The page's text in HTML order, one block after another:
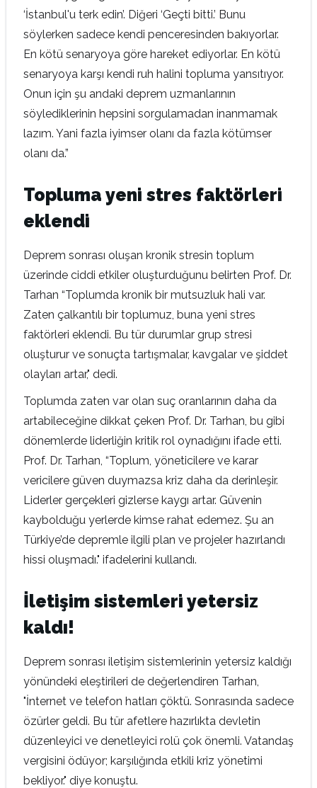
‘İstanbul'u terk edin’. Diğeri ‘Geçti bitti.’ Bunu
söylerken sadece kendi penceresinden bakıyorlar.
En kötü senaryoya göre hareket ediyorlar. En kötü
senaryoya karşı kendi ruh halini topluma yansıtıyor.
Onun için şu andaki deprem uzmanlarının
söylediklerinin hepsini sorgulamadan inanmamak
lazım. Yani fazla iyimser olanı da fazla kötümser
olanı da.”
Topluma yeni stres faktörleri
eklendi
Deprem sonrası oluşan kronik stresin toplum
üzerinde ciddi etkiler oluşturduğunu belirten Prof. Dr.
Tarhan “Toplumda kronik bir mutsuzluk hali var.
Zaten çalkantılı bir toplumuz, buna yeni stres
faktörleri eklendi. Bu tür durumlar grup stresi
oluşturur ve sonuçta tartışmalar, kavgalar ve şiddet
olayları artar," dedi.
Toplumda zaten var olan suç oranlarının daha da
artabileceğine dikkat çeken Prof. Dr. Tarhan, bu gibi
dönemlerde liderliğin kritik rol oynadığını ifade etti.
Prof. Dr. Tarhan, “Toplum, yöneticilere ve karar
vericilere güven duymazsa kriz daha da derinleşir.
Liderler gerçekleri gizlerse kaygı artar. Güvenin
kaybolduğu yerlerde kimse rahat edemez. Şu an
Türkiye’de depremle ilgili plan ve projeler hazırlandı
hissi oluşmadı." ifadelerini kullandı.
İletişim sistemleri yetersiz
kaldı!
Deprem sonrası iletişim sistemlerinin yetersiz kaldığı
yönündeki eleştirileri de değerlendiren Tarhan,
"İnternet ve telefon hatları çöktü. Sonrasında sadece
özürler geldi. Bu tür afetlere hazırlıkta devletin
düzenleyici ve denetleyici rolü çok önemli. Vatandaş
vergisini ödüyor; karşılığında etkili kriz yönetimi
bekliyor." diye konuştu.